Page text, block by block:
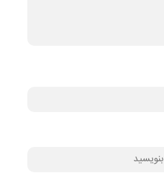
و سبک دکوراسیون منزل شما وجود
نیاز به ابزار پیچیده انجام